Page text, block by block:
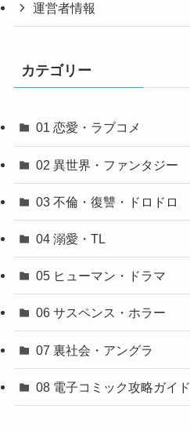
運営者情報
カテゴリー
01 恋愛・ラブコメ
02 異世界・ファンタジー
03 不倫・復讐・ドロドロ
04 溺愛・TL
05 ヒューマン・ドラマ
06 サスペンス・ホラー
07 裏社会・アングラ
08 電子コミック攻略ガイド